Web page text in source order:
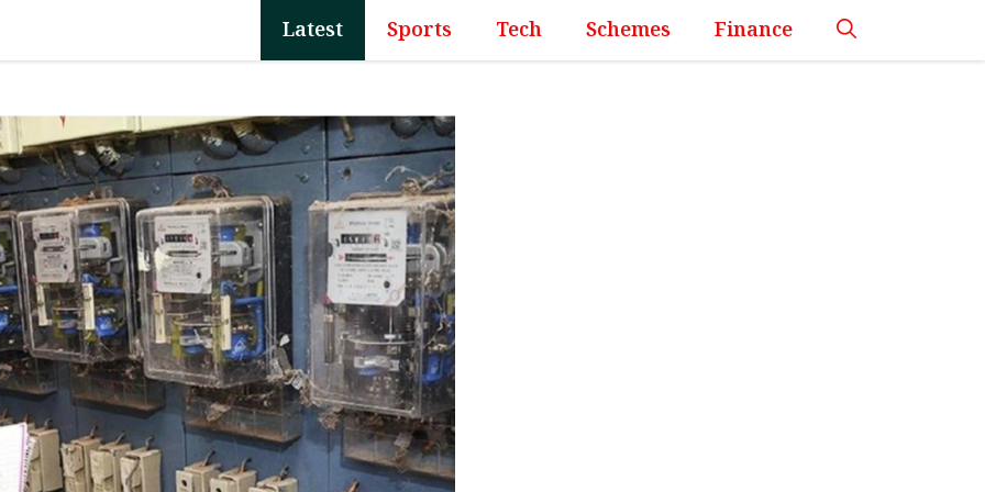
Latest Sports Tech Schemes Finance